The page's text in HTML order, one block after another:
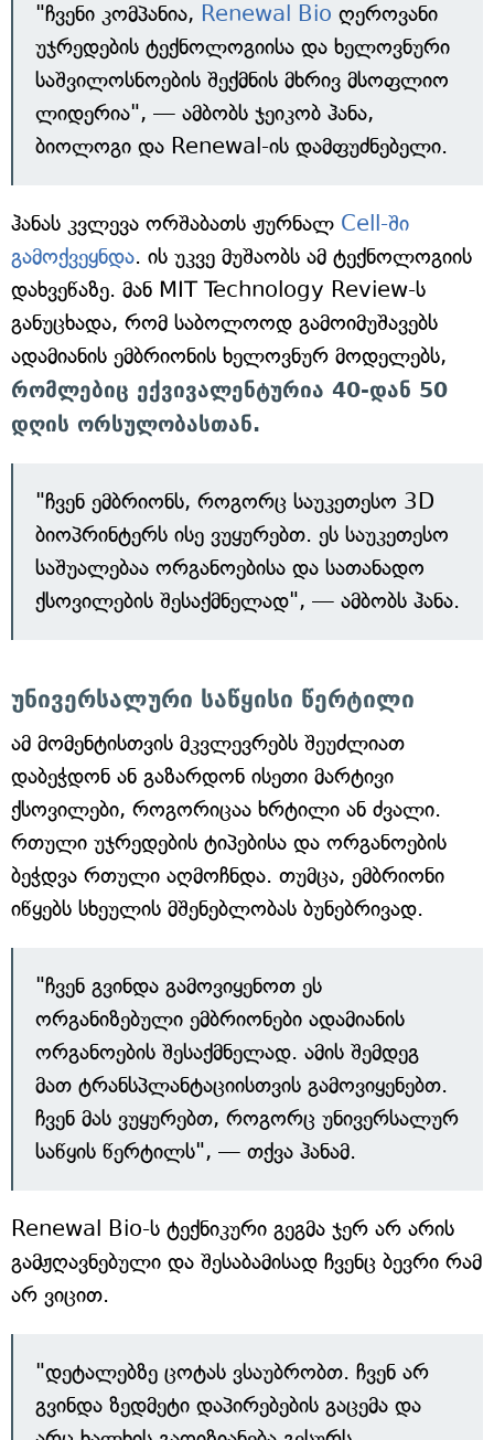
"ჩვენი კომპანია, Renewal Bio ღეროვანი
უჯრედების ტექნოლოგიისა და ხელოვნური
საშვილოსნოების შექმნის მხრივ მსოფლიო
ლიდერია", — ამბობს ჯეიკობ ჰანა,
ბიოლოგი და Renewal-ის დამფუძნებელი.
ჰანას კვლევა ორშაბათს ჟურნალ Cell-ში
გამოქვეყნდა. ის უკვე მუშაობს ამ ტექნოლოგიის
დახვეწაზე. მან MIT Technology Review-ს
განუცხადა, რომ საბოლოოდ გამოიმუშავებს
ადამიანის ემბრიონის ხელოვნურ მოდელებს,
რომლებიც ექვივალენტურია 40-დან 50
დღის ორსულობასთან.
"ჩვენ ემბრიონს, როგორც საუკეთესო 3D
ბიოპრინტერს ისე ვუყურებთ. ეს საუკეთესო
საშუალებაა ორგანოებისა და სათანადო
ქსოვილების შესაქმნელად", — ამბობს ჰანა.
უნივერსალური საწყისი წერტილი
ამ მომენტისთვის მკვლევრებს შეუძლიათ
დაბეჭდონ ან გაზარდონ ისეთი მარტივი
ქსოვილები, როგორიცაა ხრტილი ან ძვალი.
რთული უჯრედების ტიპებისა და ორგანოების
ბეჭდვა რთული აღმოჩნდა. თუმცა, ემბრიონი
იწყებს სხეულის მშენებლობას ბუნებრივად.
"ჩვენ გვინდა გამოვიყენოთ ეს
ორგანიზებული ემბრიონები ადამიანის
ორგანოების შესაქმნელად. ამის შემდეგ
მათ ტრანსპლანტაციისთვის გამოვიყენებთ.
ჩვენ მას ვუყურებთ, როგორც უნივერსალურ
საწყის წერტილს", — თქვა ჰანამ.
Renewal Bio-ს ტექნიკური გეგმა ჯერ არ არის
გამჟღავნებული და შესაბამისად ჩვენც ბევრი რამ
არ ვიცით.
"დეტალებზე ცოტას ვსაუბრობთ. ჩვენ არ
გვინდა ზედმეტი დაპირებების გაცემა და